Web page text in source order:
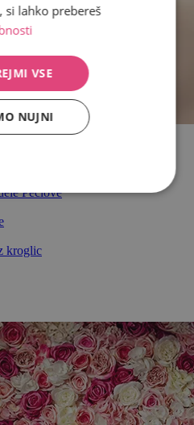
Nakit
Pečlové
kroglic
si lahko prebereš
VSE
NUJNI